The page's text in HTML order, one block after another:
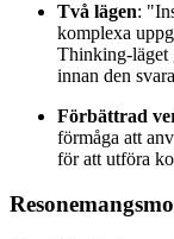
Två lägen:
komplexa
Thinking-läget
innan den
Förbättrad
förmåga att
för att utföra